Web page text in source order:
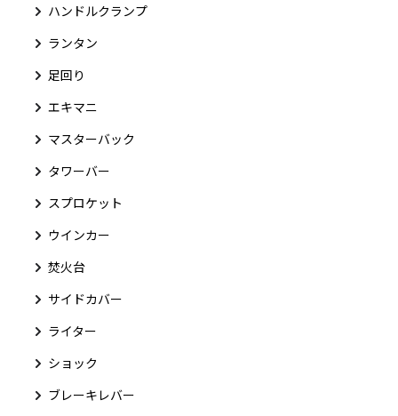
ハンドルクランプ
ランタン
足回り
エキマニ
マスターバック
タワーバー
スプロケット
ウインカー
焚火台
サイドカバー
ライター
ショック
ブレーキレバー